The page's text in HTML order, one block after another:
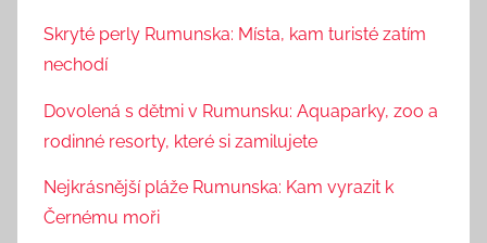
Skryté perly Rumunska: Místa, kam turisté zatím
nechodí
Dovolená s dětmi v Rumunsku: Aquaparky, zoo a
rodinné resorty, které si zamilujete
Nejkrásnější pláže Rumunska: Kam vyrazit k
Černému moři